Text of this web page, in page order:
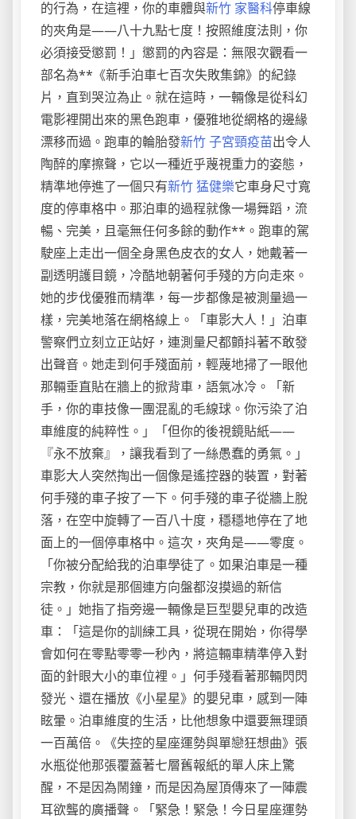
的行為，在這裡，你的車體與新竹 家醫科停車線
的夾角是——八十九點七度！按照維度法則，你
必須接受懲罰！」懲罰的內容是：無限次觀看一
部名為**《新手泊車七百次失敗集錦》的紀錄
片，直到哭泣為止。就在這時，一輛像是從科幻
電影裡開出來的黑色跑車，優雅地從網格的邊緣
漂移而過。跑車的輪胎發新竹 子宮頸疫苗出令人
陶醉的摩擦聲，它以一種近乎蔑視重力的姿態，
精準地停進了一個只有新竹 猛健樂它車身尺寸寬
度的停車格中。那泊車的過程就像一場舞蹈，流
暢、完美，且毫無任何多餘的動作**。跑車的駕
駛座上走出一個全身黑色皮衣的女人，她戴著一
副透明護目鏡，冷酷地朝著何手殘的方向走來。
她的步伐優雅而精準，每一步都像是被測量過一
樣，完美地落在網格線上。「車影大人！」泊車
警察們立刻立正站好，連測量尺都顫抖著不敢發
出聲音。她走到何手殘面前，輕蔑地掃了一眼他
那輛垂直貼在牆上的掀背車，語氣冰冷。「新
手，你的車技像一團混亂的毛線球。你污染了泊
車維度的純粹性。」「但你的後視鏡貼紙——
『永不放棄』，讓我看到了一絲愚蠢的勇氣。」
車影大人突然掏出一個像是遙控器的裝置，對著
何手殘的車子按了一下。何手殘的車子從牆上脫
落，在空中旋轉了一百八十度，穩穩地停在了地
面上的一個停車格中。這次，夾角是——零度。
「你被分配給我的泊車學徒了。如果泊車是一種
宗教，你就是那個連方向盤都沒摸過的新信
徒。」她指了指旁邊一輛像是巨型嬰兒車的改造
車：「這是你的訓練工具，從現在開始，你得學
會如何在零點零零一秒內，將這輛車精準停入對
面的針眼大小的車位裡。」何手殘看著那輛閃閃
發光、還在播放《小星星》的嬰兒車，感到一陣
眩暈。泊車維度的生活，比他想象中還要無理頭
一百萬倍。《失控的星座運勢與單戀狂想曲》張
水瓶從他那張覆蓋著七層舊報紙的單人床上驚
醒，不是因為鬧鐘，而是因為屋頂傳來了一陣震
耳欲聾的廣播聲。「緊急！緊急！今日星座運勢